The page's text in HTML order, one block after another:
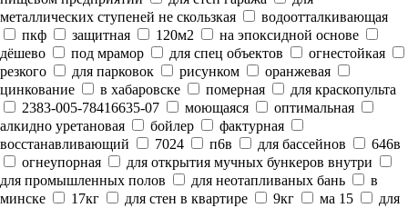
металлических ступеней не скользкая
водоотталкивающая
пкф
защитная 120м2
на эпоксидной основе
дёшево
под мрамор для спец объектов
огнестойкая
резкого
для парковок рисунком
оранжевая
цинкование
в хабаровске померная
для краскопульта
2383-005-78416635-07
моющаяся
оптимальная
алкидно уретановая
бойлер
фактурная
восстанавливающий
7024 п6в для бассейнов
646в
огнеупорная
для открытия мучных бункеров внутри
для промышленных полов
для неотапливаных бань
в
минске
17кг для стен в квартире 9кг ма 15
для